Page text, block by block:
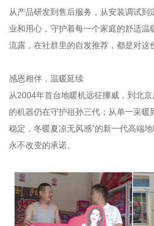
从产品研发到售后服务，从安装调试
业和用心，守护着每一个家庭的舒适温
流露，在社群里的自发推荐，都是对这
感恩相伴，温暖延续
从2004年首台地暖机远征挪威，到北
的机器仍在守护祖孙三代；从单一采暖
稳定，冬暖夏凉无风感”的新一代高端
永不改变的承诺。